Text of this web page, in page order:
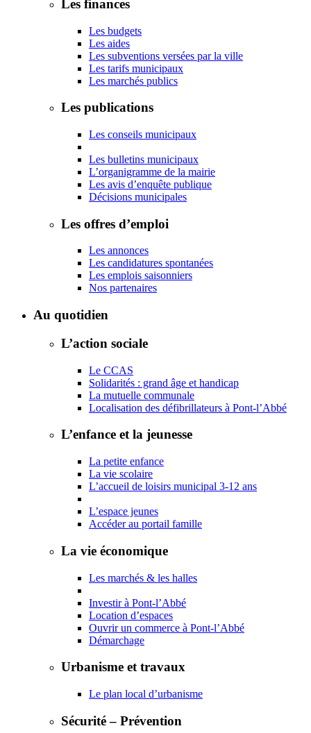
Les finances
Les budgets
Les aides
Les subventions versées par la ville
Les tarifs municipaux
Les marchés publics
Les publications
Les conseils municipaux
Les bulletins municipaux
L’organigramme de la mairie
Les avis d’enquête publique
Décisions municipales
Les offres d’emploi
Les annonces
Les candidatures spontanées
Les emplois saisonniers
Nos partenaires
Au quotidien
L’action sociale
Le CCAS
Solidarités : grand âge et handicap
La mutuelle communale
Localisation des défibrillateurs à Pont-l’Abbé
L’enfance et la jeunesse
La petite enfance
La vie scolaire
L’accueil de loisirs municipal 3-12 ans
L’espace jeunes
Accéder au portail famille
La vie économique
Les marchés & les halles
Investir à Pont-l’Abbé
Location d’espaces
Ouvrir un commerce à Pont-l’Abbé
Démarchage
Urbanisme et travaux
Le plan local d’urbanisme
Sécurité – Prévention